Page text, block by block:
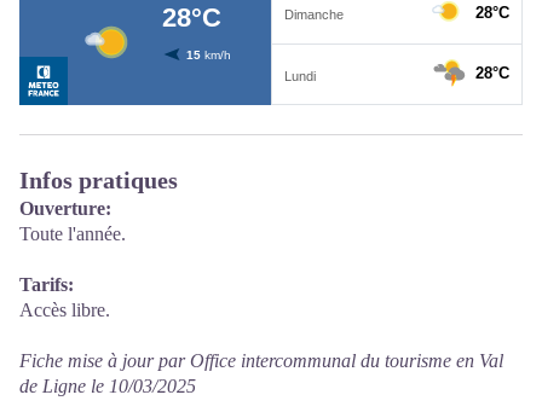
Infos pratiques
Ouverture:
Toute l'année.
Tarifs:
Accès libre.
Fiche mise à jour par Office intercommunal du tourisme en Val
de Ligne le 10/03/2025